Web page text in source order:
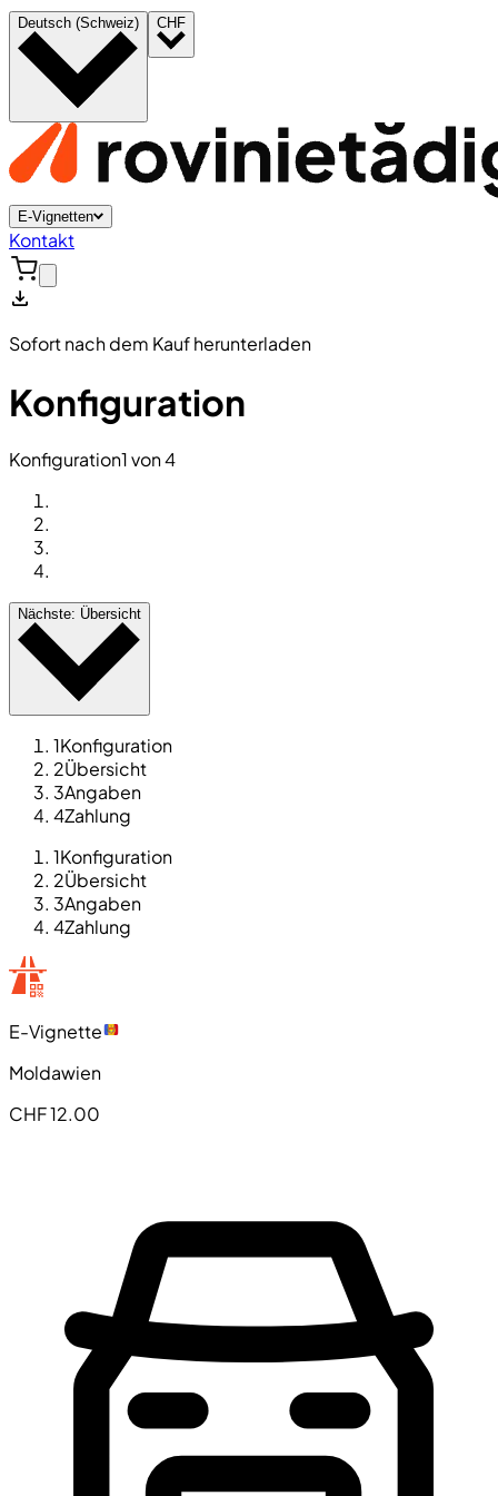
Deutsch (Schweiz) CHF
E-Vignetten
Kontakt
Sofort nach dem Kauf herunterladen
Konfiguration
Konfiguration1 von 4
Nächste: Übersicht
1Konfiguration
2Übersicht
3Angaben
4Zahlung
1Konfiguration
2Übersicht
3Angaben
4Zahlung
E-Vignette
Moldawien
CHF 12.00